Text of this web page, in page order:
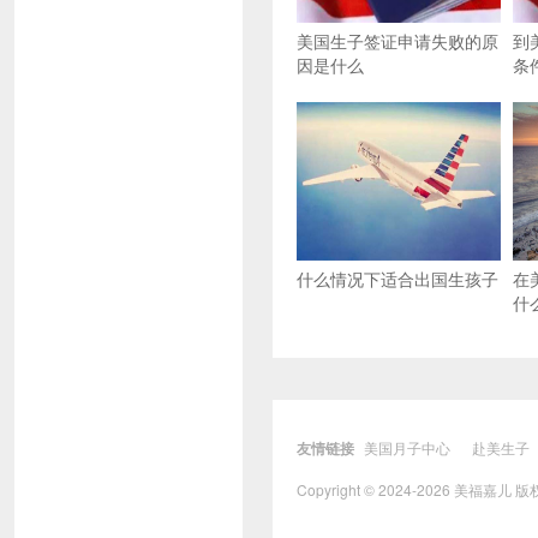
美国生子签证申请失败的原
因是什么
到
条
什么情况下适合出国生孩子 在
什
友情链接 美国月子中心 赴美生子
Copyright © 2024-2026 美福嘉儿